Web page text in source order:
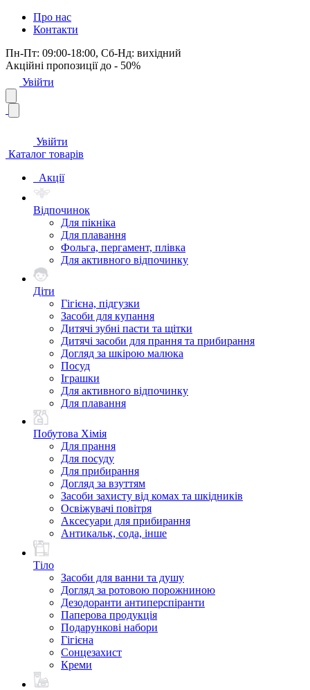
Про нас
Контакти
Пн-Пт: 09:00-18:00, Сб-Нд: вихідний
Акційні пропозиції до - 50%
Увійти
Увійти
Каталог товарів
Акції
Відпочинок
Для пікніка
Для плавання
Фольга, пергамент, плівка
Для активного відпочинку
Діти
Гігієна, підгузки
Засоби для купання
Дитячі зубні пасти та щітки
Дитячі засоби для прання та прибирання
Догляд за шкірою малюка
Посуд
Іграшки
Для активного відпочинку
Для плавання
Побутова Хімія
Для прання
Для посуду
Для прибирання
Догляд за взуттям
Засоби захисту від комах та шкідників
Освіжувачі повітря
Аксесуари для прибирання
Антикальк, сода, інше
Тіло
Засоби для ванни та душу
Догляд за ротовою порожниною
Дезодоранти антиперспіранти
Паперова продукція
Подарункові набори
Гігієна
Сонцезахист
Креми